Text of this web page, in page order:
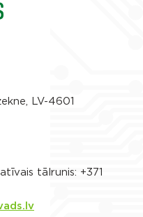
LV-4601
tālrunis: +371